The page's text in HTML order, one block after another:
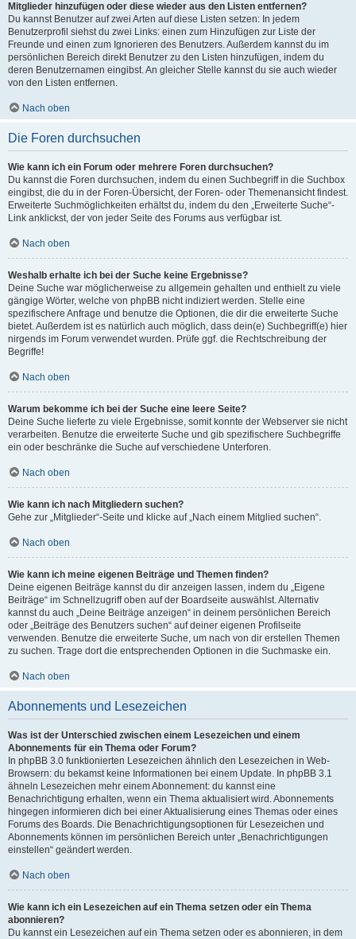
Mitglieder hinzufügen oder diese wieder aus den Listen entfernen?
Du kannst Benutzer auf zwei Arten auf diese Listen setzen: In jedem
Benutzerprofil siehst du zwei Links: einen zum Hinzufügen zur Liste der
Freunde und einen zum Ignorieren des Benutzers. Außerdem kannst du im
persönlichen Bereich direkt Benutzer zu den Listen hinzufügen, indem du
deren Benutzernamen eingibst. An gleicher Stelle kannst du sie auch wieder
von den Listen entfernen.
Nach oben
Die Foren durchsuchen
Wie kann ich ein Forum oder mehrere Foren durchsuchen?
Du kannst die Foren durchsuchen, indem du einen Suchbegriff in die Suchbox
eingibst, die du in der Foren-Übersicht, der Foren- oder Themenansicht findest.
Erweiterte Suchmöglichkeiten erhältst du, indem du den „Erweiterte Suche“-
Link anklickst, der von jeder Seite des Forums aus verfügbar ist.
Nach oben
Weshalb erhalte ich bei der Suche keine Ergebnisse?
Deine Suche war möglicherweise zu allgemein gehalten und enthielt zu viele
gängige Wörter, welche von phpBB nicht indiziert werden. Stelle eine
spezifischere Anfrage und benutze die Optionen, die dir die erweiterte Suche
bietet. Außerdem ist es natürlich auch möglich, dass dein(e) Suchbegriff(e) hier
nirgends im Forum verwendet wurden. Prüfe ggf. die Rechtschreibung der
Begriffe!
Nach oben
Warum bekomme ich bei der Suche eine leere Seite?
Deine Suche lieferte zu viele Ergebnisse, somit konnte der Webserver sie nicht
verarbeiten. Benutze die erweiterte Suche und gib spezifischere Suchbegriffe
ein oder beschränke die Suche auf verschiedene Unterforen.
Nach oben
Wie kann ich nach Mitgliedern suchen?
Gehe zur „Mitglieder“-Seite und klicke auf „Nach einem Mitglied suchen“.
Nach oben
Wie kann ich meine eigenen Beiträge und Themen finden?
Deine eigenen Beiträge kannst du dir anzeigen lassen, indem du „Eigene
Beiträge“ im Schnellzugriff oben auf der Boardseite auswählst. Alternativ
kannst du auch „Deine Beiträge anzeigen“ in deinem persönlichen Bereich
oder „Beiträge des Benutzers suchen“ auf deiner eigenen Profilseite
verwenden. Benutze die erweiterte Suche, um nach von dir erstellen Themen
zu suchen. Trage dort die entsprechenden Optionen in die Suchmaske ein.
Nach oben
Abonnements und Lesezeichen
Was ist der Unterschied zwischen einem Lesezeichen und einem
Abonnements für ein Thema oder Forum?
In phpBB 3.0 funktionierten Lesezeichen ähnlich den Lesezeichen in Web-
Browsern: du bekamst keine Informationen bei einem Update. In phpBB 3.1
ähneln Lesezeichen mehr einem Abonnement: du kannst eine
Benachrichtigung erhalten, wenn ein Thema aktualisiert wird. Abonnements
hingegen informieren dich bei einer Aktualisierung eines Themas oder eines
Forums des Boards. Die Benachrichtigungsoptionen für Lesezeichen und
Abonnements können im persönlichen Bereich unter „Benachrichtigungen
einstellen“ geändert werden.
Nach oben
Wie kann ich ein Lesezeichen auf ein Thema setzen oder ein Thema
abonnieren?
Du kannst ein Lesezeichen auf ein Thema setzen oder es abonnieren, in dem